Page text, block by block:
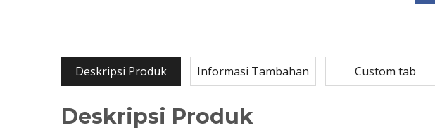
Deskripsi Produk Informasi Tambahan Custom tab
Deskripsi Produk